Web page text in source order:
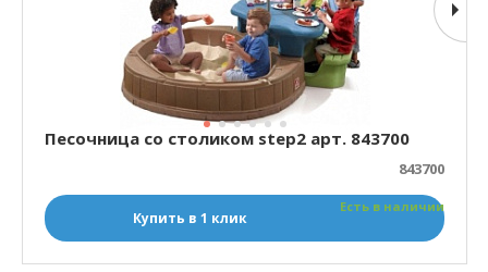
Песочница со столиком step2 арт. 843700
843700
Есть в наличии
Купить в 1 клик